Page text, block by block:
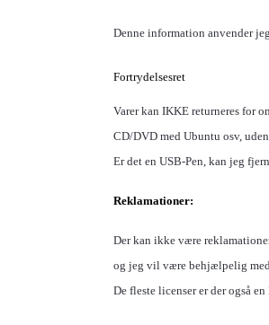
Denne information anvender
Fortrydelsesret
Varer kan IKKE returneres for
CD/DVD med Ubuntu osv,
Er det en USB-Pen, kan jeg
Reklamationer:
Der kan ikke være
og jeg vil være behjælpelig
De fleste licenser er der også